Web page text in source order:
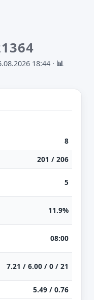
18:44 · 📊
8
201 / 206
5
11.9%
08:00
7.21 / 6.00 / 0 / 21
5.49 / 0.76